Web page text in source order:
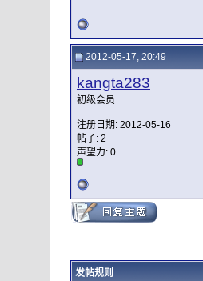
2012-05-17, 20:49
kangta283
初级会员
注册日期: 2012-05-16
帖子: 2
声望力: 0
发帖规则